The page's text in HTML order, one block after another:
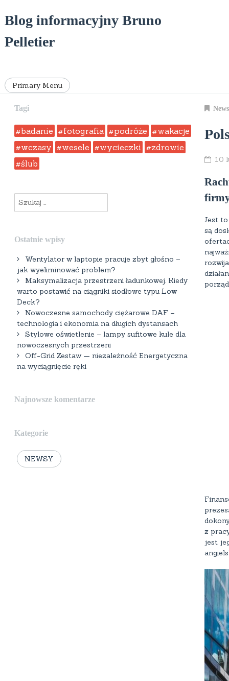
to
content
Blog informacyjny Bruno
Pelletier
Primary Menu
10
Jest
są
z
jest
Tagi
badanie fotografia podróże
wakacje
wczasy
wesele wycieczki
zdrowie
ślub
Szukaj:
Ostatnie wpisy
Wentylator w laptopie pracuje zbyt głośno –
jak wyeliminować problem?
Maksymalizacja przestrzeni ładunkowej. Kiedy
warto postawić na ciągniki siodłowe typu Low
Deck?
Nowoczesne samochody ciężarowe DAF –
technologia i ekonomia na długich dystansach
Stylowe oświetlenie – lampy sufitowe kule dla
nowoczesnych przestrzeni
Off-Grid Zestaw — niezależność Energetyczna
na wyciągnięcie ręki
Najnowsze komentarze
Kategorie
NEWSY